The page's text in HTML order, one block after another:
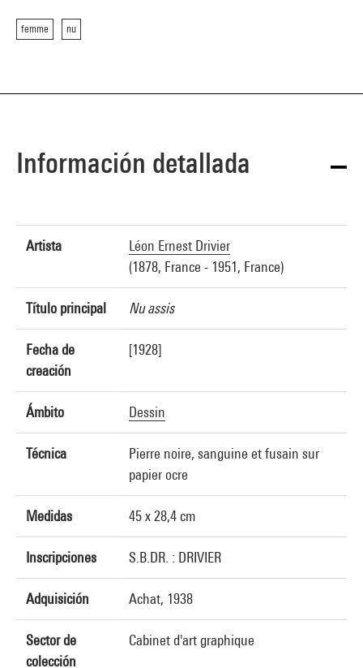
femme nu
Información detallada
Artista
Léon Ernest Drivier
(1878, France - 1951, France)
Título principal Nu assis
Fecha de
creación
[1928]
Ámbito Dessin
Técnica
Pierre noire, sanguine et fusain sur
papier ocre
Medidas 45 x 28,4 cm
Inscripciones S.B.DR. : DRIVIER
Adquisición Achat, 1938
Sector de
colección
Cabinet d'art graphique